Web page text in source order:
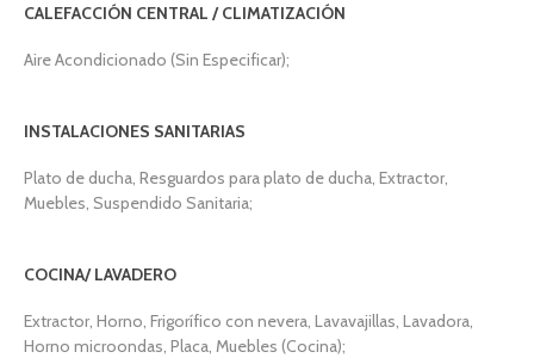
CALEFACCIÓN CENTRAL / CLIMATIZACIÓN
Aire Acondicionado (Sin Especificar);
INSTALACIONES SANITARIAS
Plato de ducha, Resguardos para plato de ducha, Extractor,
Muebles, Suspendido Sanitaria;
COCINA/ LAVADERO
Extractor, Horno, Frigorífico con nevera, Lavavajillas, Lavadora,
Horno microondas, Placa, Muebles (Cocina);